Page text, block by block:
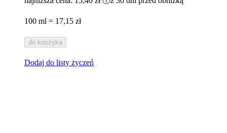
100 ml = 17,15 zł
do koszyka
Dodaj do listy życzeń